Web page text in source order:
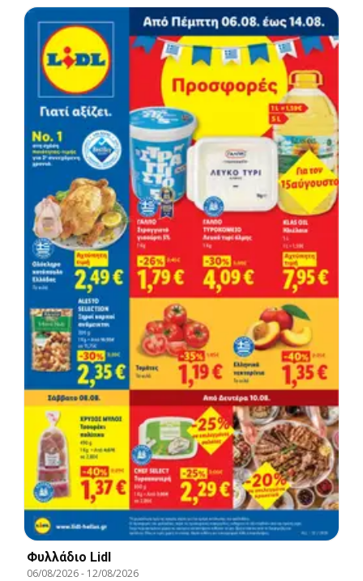
Φυλλάδιο Lidl
06/08/2026- 12/08/2026